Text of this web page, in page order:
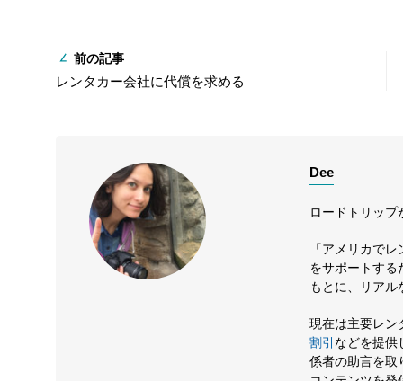
前の記事
レンタカー会社に代償を求める
Dee
ロードトリップ
「アメリカで
をサポートする
もとに、リアル
現在は主要レン
割引 などを提供
係者の助言を取